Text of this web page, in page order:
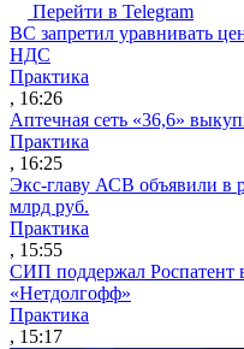
Перейти в Telegram
ВС запретил уравнивать
НДС
Практика
, 16:26
Аптечная сеть «36,6»
Практика
, 16:25
Экс-главу АСВ объявили в
млрд руб.
Практика
, 15:55
СИП поддержал Роспатент
«Нетдолгофф»
Практика
, 15:17